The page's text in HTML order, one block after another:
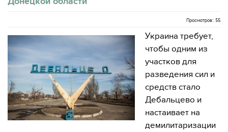
Просмотров: 55
Украина требует,
чтобы одним из
участков для
разведения сил и
средств стало
Дебальцево и
настаивает на
демилитаризации